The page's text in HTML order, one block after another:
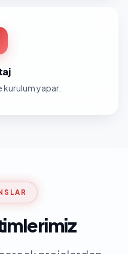
kurulum yapar.